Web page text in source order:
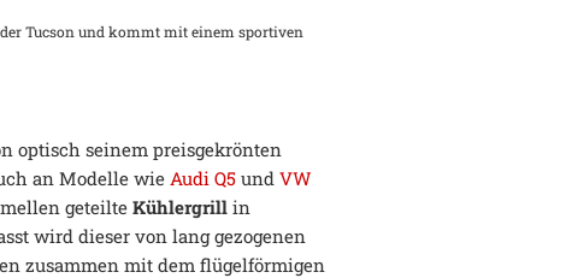
Tucson und kommt mit einem sportiven
optisch seinem preisgekrönten
an Modelle wie Audi Q5 undVW
geteilteKühlergrill in
wird dieser von lang gezogenen
zusammen mit dem flügelförmigen